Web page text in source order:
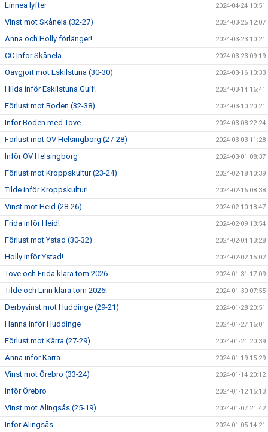
Linnea lyfter 2024-04-24 10:51
Vinst mot Skånela (32-27) 2024-03-25 12:07
Anna och Holly förlänger! 2024-03-23 10:21
CC Inför Skånela 2024-03-23 09:19
Oavgjort mot Eskilstuna (30-30) 2024-03-16 10:33
Hilda inför Eskilstuna Guif! 2024-03-14 16:41
Förlust mot Boden (32-38) 2024-03-10 20:21
Inför Boden med Tove 2024-03-08 22:24
Förlust mot OV Helsingborg (27-28) 2024-03-03 11:28
Inför OV Helsingborg 2024-03-01 08:37
Förlust mot Kroppskultur (23-24) 2024-02-18 10:39
Tilde inför Kroppskultur! 2024-02-16 08:38
Vinst mot Heid (28-26) 2024-02-10 18:47
Frida inför Heid! 2024-02-09 13:54
Förlust mot Ystad (30-32) 2024-02-04 13:28
Holly inför Ystad! 2024-02-02 15:02
Tove och Frida klara tom 2026 2024-01-31 17:09
Tilde och Linn klara tom 2026! 2024-01-30 07:55
Derbyvinst mot Huddinge (29-21) 2024-01-28 20:51
Hanna inför Huddinge 2024-01-27 16:01
Förlust mot Kärra (27-29) 2024-01-21 20:39
Anna inför Kärra 2024-01-19 15:29
Vinst mot Örebro (33-24) 2024-01-14 20:12
Inför Örebro 2024-01-12 15:13
Vinst mot Alingsås (25-19) 2024-01-07 21:42
Inför Alingsås 2024-01-05 14:21